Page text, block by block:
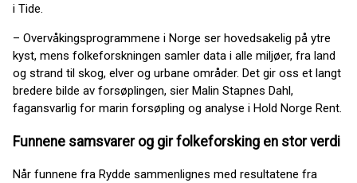
i Tide.
– Overvåkingsprogrammene i Norge ser hovedsakelig på ytre
kyst, mens folkeforskningen samler data i alle miljøer, fra land
og strand til skog, elver og urbane områder. Det gir oss et langt
bredere bilde av forsøplingen, sier Malin Stapnes Dahl,
fagansvarlig for marin forsøpling og analyse i Hold Norge Rent.
Funnene samsvarer og gir folkeforsking en stor verdi
Når funnene fra Rydde sammenlignes med resultatene fra